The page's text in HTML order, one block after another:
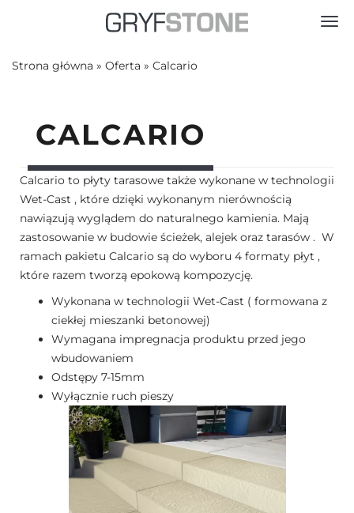
Strona główna » Oferta » Calcario
CALCARIO
Calcario to płyty tarasowe także wykonane w technologii
Wet-Cast , które dzięki wykonanym nierównością
nawiązują wyglądem do naturalnego kamienia. Mają
zastosowanie w budowie ścieżek, alejek oraz tarasów . W
ramach pakietu Calcario są do wyboru 4 formaty płyt ,
które razem tworzą epokową kompozycję.
Wykonana w technologii Wet-Cast ( formowana z
ciekłej mieszanki betonowej)
Wymagana impregnacja produktu przed jego
wbudowaniem
Odstępy 7-15mm
Wyłącznie ruch pieszy